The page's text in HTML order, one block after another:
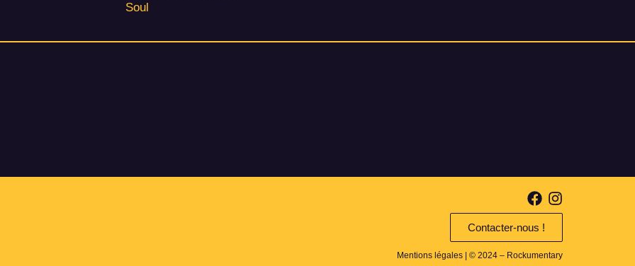
Soul
Contacter-nous !
Mentions légales | © 2024 – Rockumentary